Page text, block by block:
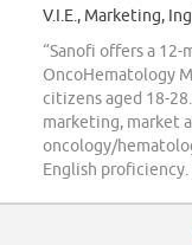
V.I.E., Marketing,
“Sanofi offers a 12-
OncoHematology
citizens aged 18-
marketing, market
oncology/
English